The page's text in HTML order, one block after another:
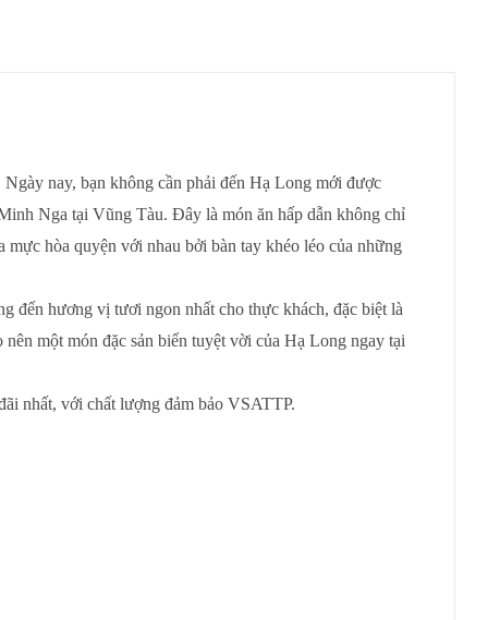
nay, bạn không cần phải đến Hạ Long mới được
Nga tại Vũng Tàu. Đây là món ăn hấp dẫn không chỉ
hòa quyện với nhau bởi bàn tay khéo léo của những
đến hương vị tươi ngon nhất cho thực khách, đặc biệt là
một món đặc sản biển tuyệt vời của Hạ Long ngay tại
nhất, với chất lượng đảm bảo VSATTP.